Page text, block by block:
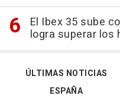
El Ibex 35 sube
logra superar los
ÚLTIMAS NOTICIAS
ESPAÑA